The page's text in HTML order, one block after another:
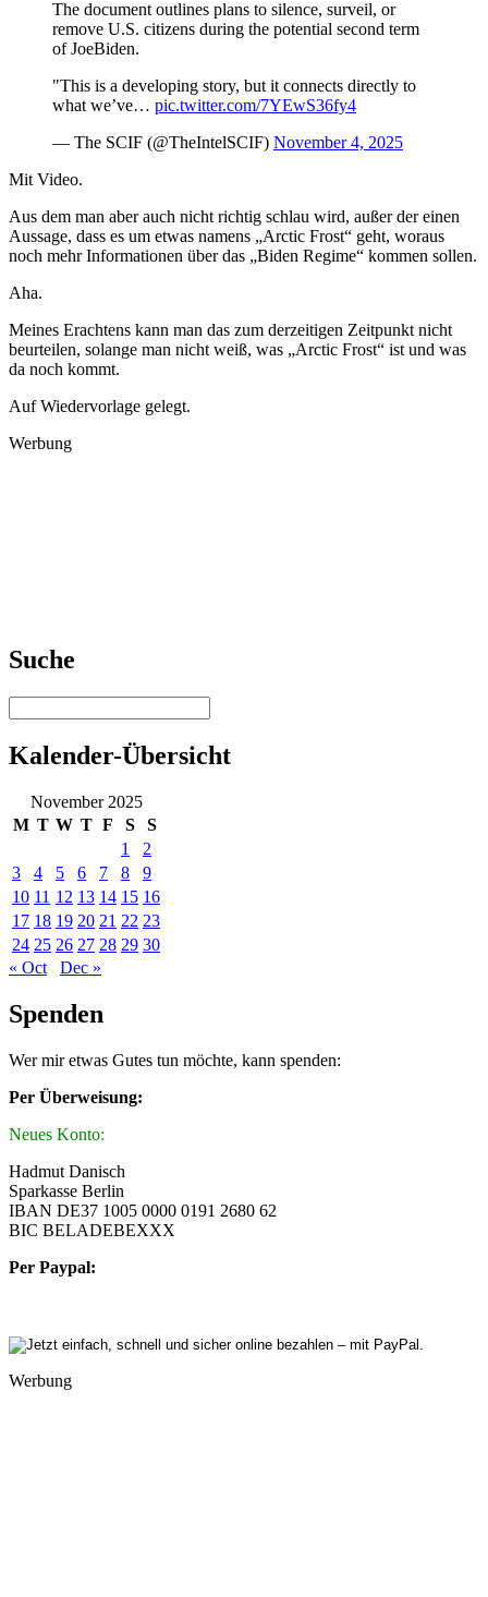
The document outlines plans to silence, surveil, or
remove U.S. citizens during the potential second term
of JoeBiden.
"This is a developing story, but it connects directly to
what we’ve… pic.twitter.com/7YEwS36fy4
— The SCIF (@TheIntelSCIF) November 4, 2025
Mit Video.
Aus dem man aber auch nicht richtig schlau wird, außer der einen
Aussage, dass es um etwas namens „Arctic Frost“ geht, woraus
noch mehr Informationen über das „Biden Regime“ kommen sollen.
Aha.
Meines Erachtens kann man das zum derzeitigen Zeitpunkt nicht
beurteilen, solange man nicht weiß, was „Arctic Frost“ ist und was
da noch kommt.
Auf Wiedervorlage gelegt.
Werbung
Suche
Kalender-Übersicht
November 2025
M T W T F S
S
1
2
3
4 5 6 7 8
9
10 11 12 13 14 15 16
17 18 19 20 21 22 23
24 25 26 27 28 29 30
« Oct
Dec »
Spenden
Wer mir etwas Gutes tun möchte, kann spenden:
Per Überweisung:
Neues Konto:
Hadmut Danisch
Sparkasse Berlin
IBAN DE37 1005 0000 0191 2680 62
BIC BELADEBEXXX
Per Paypal:
Werbung